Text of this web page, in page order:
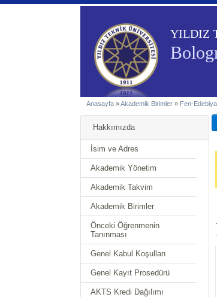
YILDIZ
Anasayfa »Akademik Birimler » Fen-
Hakkımızda
İsim ve Adres
Akademik Yönetim
Akademik Takvim
Akademik Birimler
Önceki Öğrenmenin
Tanınması
Genel Kabul Koşulları
Genel Kayıt Prosedürü
AKTS Kredi Dağılımı